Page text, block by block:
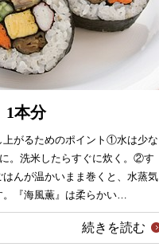
1本分
上がるためのポイント①水は少な
。洗米したらすぐに炊く。②す
んが温かいまま巻くと、水蒸気
。『海風薫』は柔らかい…
続きを読む